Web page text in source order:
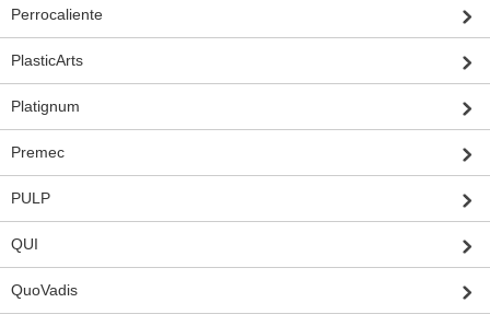
Perrocaliente
PlasticArts
Platignum
Premec
PULP
QUI
QuoVadis